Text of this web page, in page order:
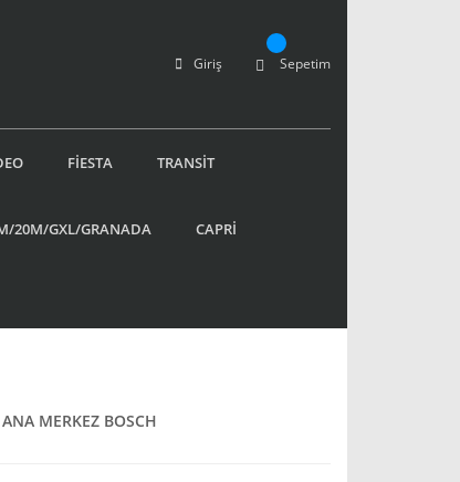
Giriş Sepetim
FİESTA TRANSİT
20M/GXL/GRANADA CAPRİ
MERKEZ BOSCH